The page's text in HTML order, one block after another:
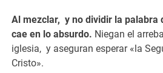
Al mezclar, y no dividir la palabra
cae en lo absurdo. Niegan el
iglesia, y aseguran esperar «la
Cristo».